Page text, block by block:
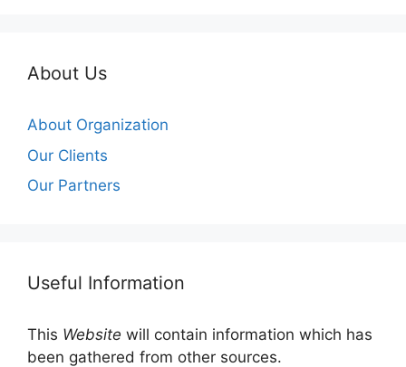
About Us
About Organization
Our Clients
Our Partners
Useful Information
This Website will contain information which has
been gathered from other sources.